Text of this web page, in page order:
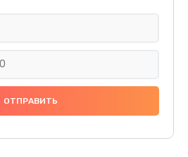
датчика